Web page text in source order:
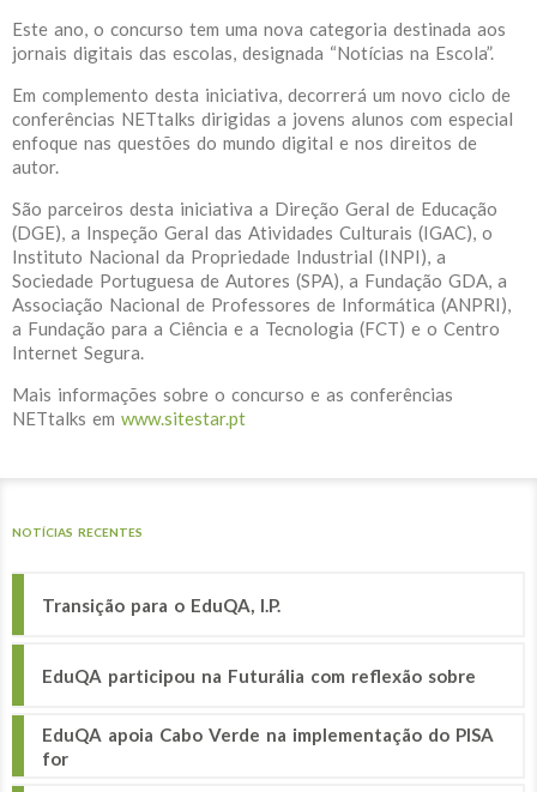
Este ano, o concurso tem uma nova categoria destinada aos
jornais digitais das escolas, designada “Notícias na Escola”.
Em complemento desta iniciativa, decorrerá um novo ciclo de
conferências NETtalks dirigidas a jovens alunos com especial
enfoque nas questões do mundo digital e nos direitos de
autor.
São parceiros desta iniciativa a Direção Geral de Educação
(DGE), a Inspeção Geral das Atividades Culturais (IGAC), o
Instituto Nacional da Propriedade Industrial (INPI), a
Sociedade Portuguesa de Autores (SPA), a Fundação GDA, a
Associação Nacional de Professores de Informática (ANPRI),
a Fundação para a Ciência e a Tecnologia (FCT) e o Centro
Internet Segura.
Mais informações sobre o concurso e as conferências
NETtalks em www.sitestar.pt
NOTÍCIAS RECENTES
Transição para o EduQA, I.P.
EduQA participou na Futurália com reflexão sobre
EduQA apoia Cabo Verde na implementação do PISA
for